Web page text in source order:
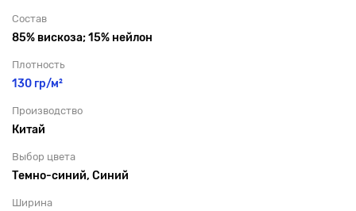
Состав
85% вискоза; 15% нейлон
Плотность
130 гр/м²
Производство
Китай
Выбор цвета
Темно-синий, Синий
Ширина